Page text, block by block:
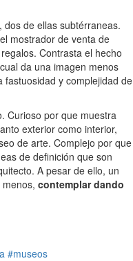
, dos de ellas subtérraneas.
mostrador de venta de
Contrasta el hecho
da una imagen menos
fastuosidad y complejidad de
Curioso por que muestra
exterior como interior,
de arte. Complejo por que
de definición que son
A pesar de ello, un
contemplar dando
#museos